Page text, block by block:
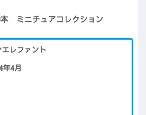
ミニチュアコレクション
レファント
年4月